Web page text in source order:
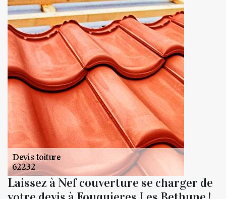
Laissez à Nef couverture se charger de